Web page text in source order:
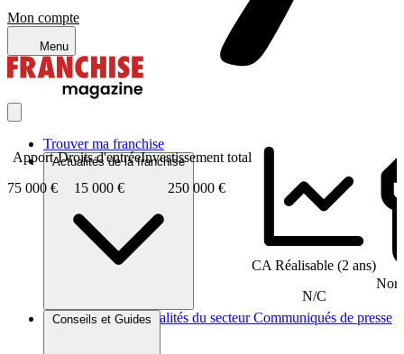
Mon compte
Menu
Trouver ma franchise
Actualités de la franchise
Brèves et actus Actualités du secteur Communiqués de presse
Conseils et Guides
Apport
75 000 €
Droits d'entrée
15 000 €
Investissement total
250 000 €
CA Réalisable (2 ans)
N/C